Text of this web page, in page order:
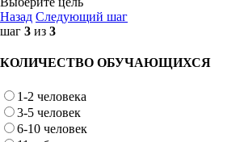
Назад Следующий шаг
шаг 3 из 3
КОЛИЧЕСТВО ОБУЧАЮЩИХСЯ
1-2 человека
3-5 человек
6-10 человек